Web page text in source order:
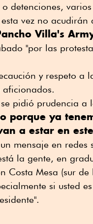
detenciones,
vez no acudirán
Villa's
"por las
y respeto a
pidió prudencia a
porque ya
a estar en
mensaje en redes
la gente, en
Mesa (sur de
si usted